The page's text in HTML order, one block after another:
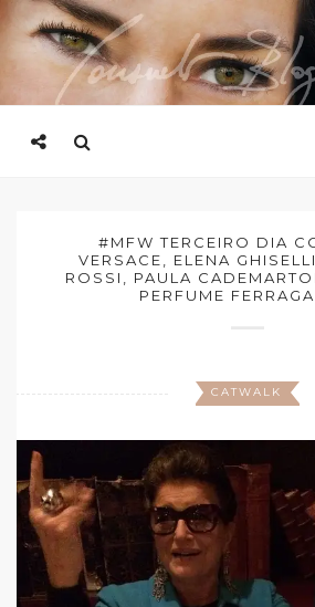
#MFW TERCEIRO DIA
VERSACE, ELENA
ROSSI, PAULA
PERFUME
CATWALK